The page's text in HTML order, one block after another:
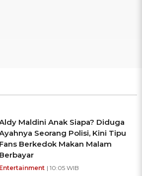
Maldini Anak Siapa? Diduga
Seorang Polisi, Kini Tipu
Fans Berkedok Makan Malam
Berbayar
Entertainment | 10:05 WIB